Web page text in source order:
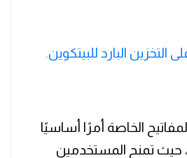
الخاصة أمرًا أساسيًا
، حيث تمنح المستخدمين